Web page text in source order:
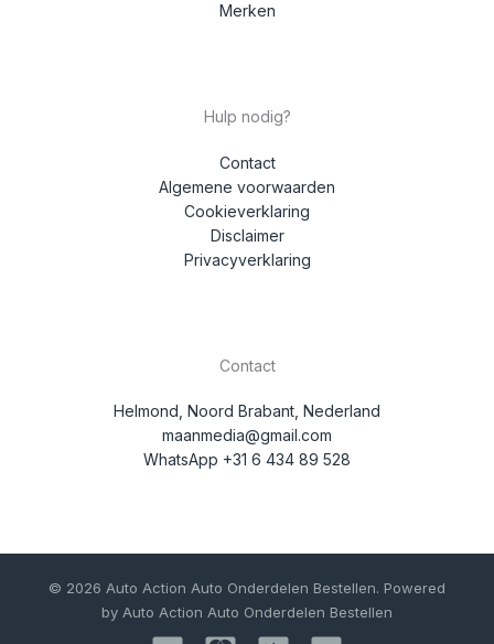
Merken
Hulp nodig?
Contact
Algemene voorwaarden
Cookieverklaring
Disclaimer
Privacyverklaring
Contact
Helmond, Noord Brabant, Nederland
maanmedia@gmail.com
WhatsApp +31 6 434 89 528
© 2026 Auto Action Auto Onderdelen Bestellen. Powered
by Auto Action Auto Onderdelen Bestellen